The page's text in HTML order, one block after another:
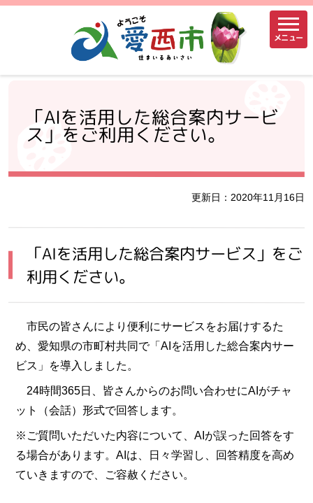
メニュー
「AIを活用した総合案内サービ
ス」をご利用ください。
更新日：2020年11月16日
「AIを活用した総合案内サービス」をご
利用ください。
市民の皆さんにより便利にサービスをお届けするた
め、愛知県の市町村共同で「AIを活用した総合案内サー
ビス」を導入しました。
24時間365日、皆さんからのお問い合わせにAIがチャ
ット（会話）形式で回答します。
※ご質問いただいた内容について、AIが誤った回答をす
る場合があります。AIは、日々学習し、回答精度を高め
ていきますので、ご容赦ください。